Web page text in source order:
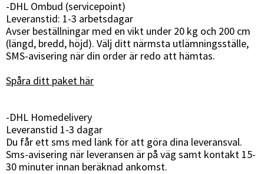
-DHL Ombud (servicepoint)
Leveranstid: 1-3 arbetsdagar
Avser beställningar med en vikt under 20 kg och 200 cm
(längd, bredd, höjd). Välj ditt närmsta utlämningsställe,
SMS-avisering när din order är redo att hämtas.
Spåra ditt paket här
-DHL Homedelivery
Leveranstid 1-3 dagar
Du får ett sms med länk för att göra dina leveransval.
Sms-avisering när leveransen är på väg samt kontakt 15-
30 minuter innan beräknad ankomst.